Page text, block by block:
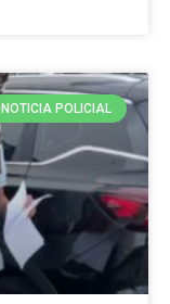
NOTICIA POLICIAL